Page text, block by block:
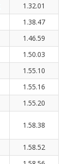
1.32.01
1.38.47
1.46.59
1.50.03
1.55.10
1.55.16
1.55.20
1.58.38
1.58.52